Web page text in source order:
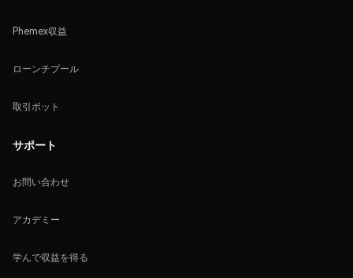
Phemex収益
ローンチプール
取引ボット
サポート
お問い合わせ
アカデミー
学んで収益を得る